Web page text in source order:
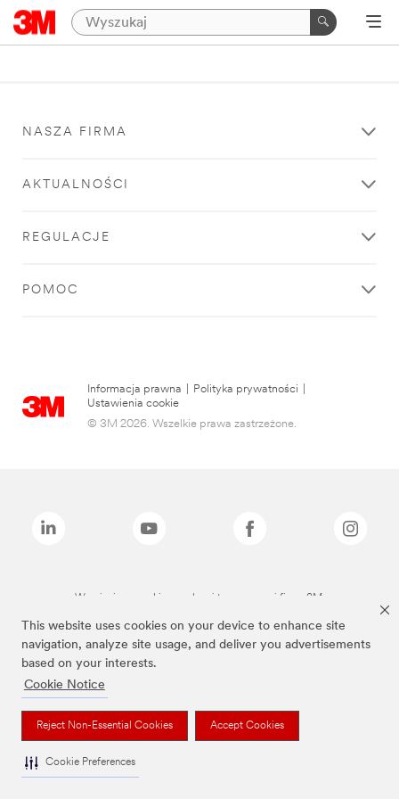
This website uses cookies on your device to enhance site
navigation, analyze site usage, and deliver you advertisements
based on your interests.
Cookie Notice
Reject Non-Essential Cookies Accept Cookies
Cookie Preferences
NASZA FIRMA
AKTUALNOŚCI
REGULACJE
POMOC
Informacja prawna Polityka prywatności
Ustawienia cookie
© 3M 2026. Wszelkie prawa zastrzeżone.
Wymienione marki są znakami towarowymi firmy 3M.